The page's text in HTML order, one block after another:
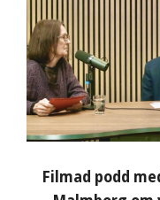
Filmad podd